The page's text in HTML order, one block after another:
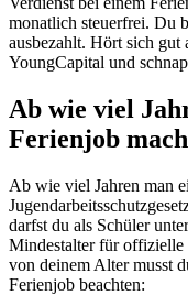
monatlich steuerfrei. Du
ausbezahlt. Hört sich gut
YoungCapital und
Ab wie viel
Ferienjob
Ab wie viel Jahren man
darfst du als Schüler
Mindestalter für offizielle
von deinem Alter musst
Ferienjob beachten: